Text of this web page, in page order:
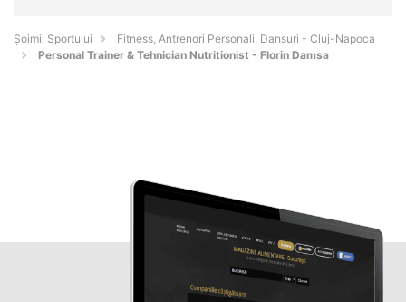
Șoimii Sportului
Fitness, Antrenori Personali, Dansuri - Cluj-Napoca
Personal Trainer & Tehnician Nutritionist - Florin Damsa